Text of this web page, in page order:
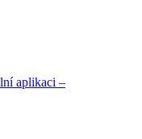
aplikaci –